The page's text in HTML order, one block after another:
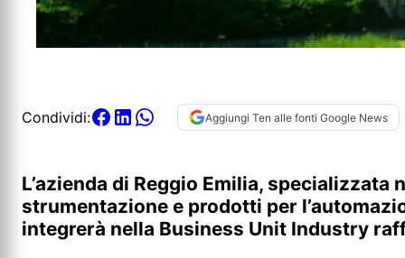
Condividi: Aggiungi Ten alle fonti Google News
L’azienda di Reggio Emilia,
strumentazione e prodotti per
integrerà nella Business Unit Industry